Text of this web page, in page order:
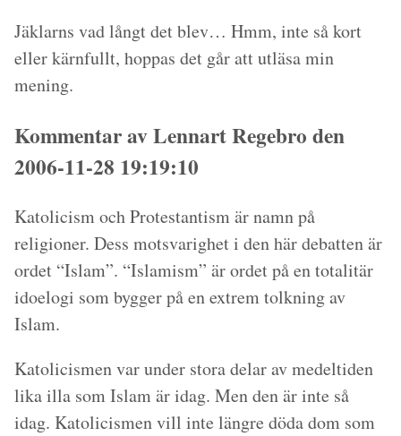
Jäklarns vad långt det blev… Hmm, inte så kort
eller kärnfullt, hoppas det går att utläsa min
mening.
Kommentar av Lennart Regebro den
2006-11-28 19:19:10
Katolicism och Protestantism är namn på
religioner. Dess motsvarighet i den här debatten är
ordet “Islam”. “Islamism” är ordet på en totalitär
idoelogi som bygger på en extrem tolkning av
Islam.
Katolicismen var under stora delar av medeltiden
lika illa som Islam är idag. Men den är inte så
idag. Katolicismen vill inte längre döda dom som